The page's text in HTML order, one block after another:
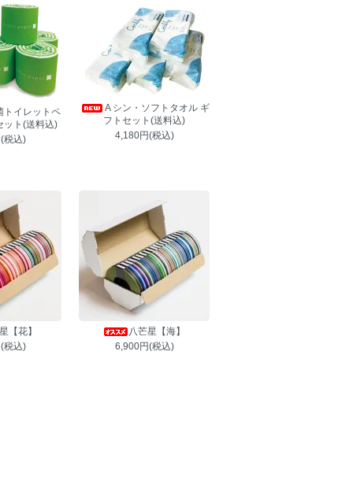
トイレットペ
ット(送料込)
税込)
A シン・ソフトタオル ギ
フトセット(送料込)
4,180円(税込)
【花】
税込)
八芒星【海】
6,900円(税込)